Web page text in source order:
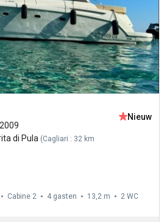
2009
di Pula (Cagliari : 32 km
Nieuw
Cabine 2 4 gasten 13,2 m 2 WC